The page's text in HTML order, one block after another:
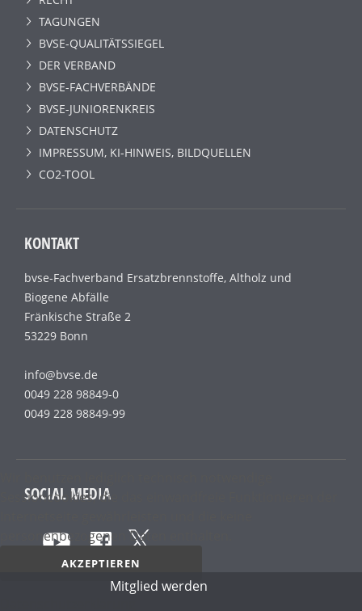
TAGUNGEN
BVSE-QUALITÄTSSIEGEL
DER VERBAND
BVSE-FACHVERBÄNDE
BVSE-JUNIORENKREIS
DATENSCHUTZ
IMPRESSUM, KI-HINWEIS, BILDQUELLEN
CO2-TOOL
KONTAKT
bvse-Fachverband Ersatzbrennstoffe, Altholz und
Biogene Abfälle
Fränkische Straße 2
53229 Bonn
info@bvse.de
0049 228 98849-0
0049 228 98849-99
SOCIAL MEDIA
Mitglied werden
Sessioncookies, die das einwandfreie Funktionieren der
personenbezogenen Daten enthalten.
AKZEPTIEREN